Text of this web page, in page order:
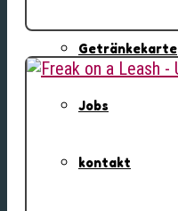
Getränkekarte
Jobs
kontakt